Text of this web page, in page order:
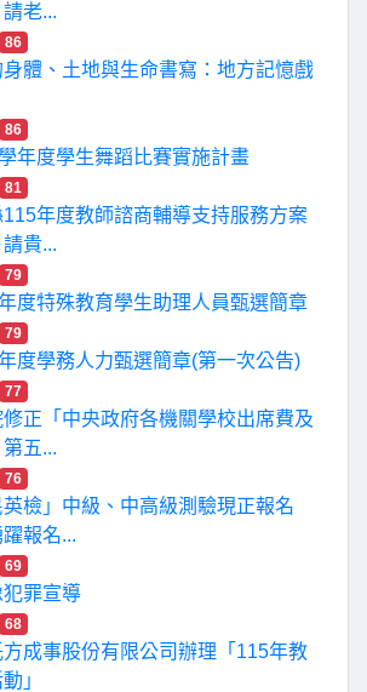
老...
86
體、土地與生命書寫：地方記憶戲
86
年度學生舞蹈比賽實施計畫
81
年度教師諮商輔導支持服務方案
貴...
79
度特殊教育學生助理人員甄選簡章
79
度學務人力甄選簡章(第一次公告)
77
正「中央政府各機關學校出席費及
五...
76
檢」中級、中高級測驗現正報名
報名...
69
罪宣導
68
成事股份有限公司辦理「115年教
」